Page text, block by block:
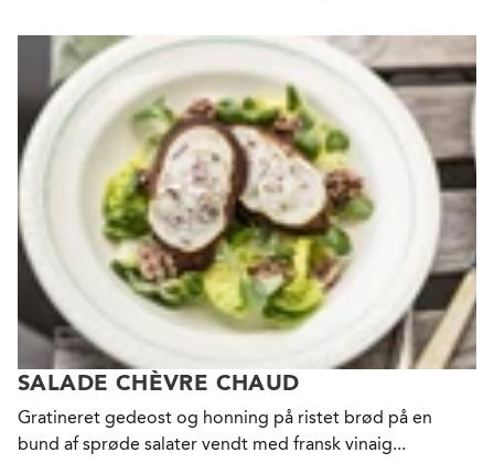
SALADE CHÈVRE CHAUD
Gratineret gedeost og honning på ristet brød på en
bund af sprøde salater vendt med fransk vinaig...